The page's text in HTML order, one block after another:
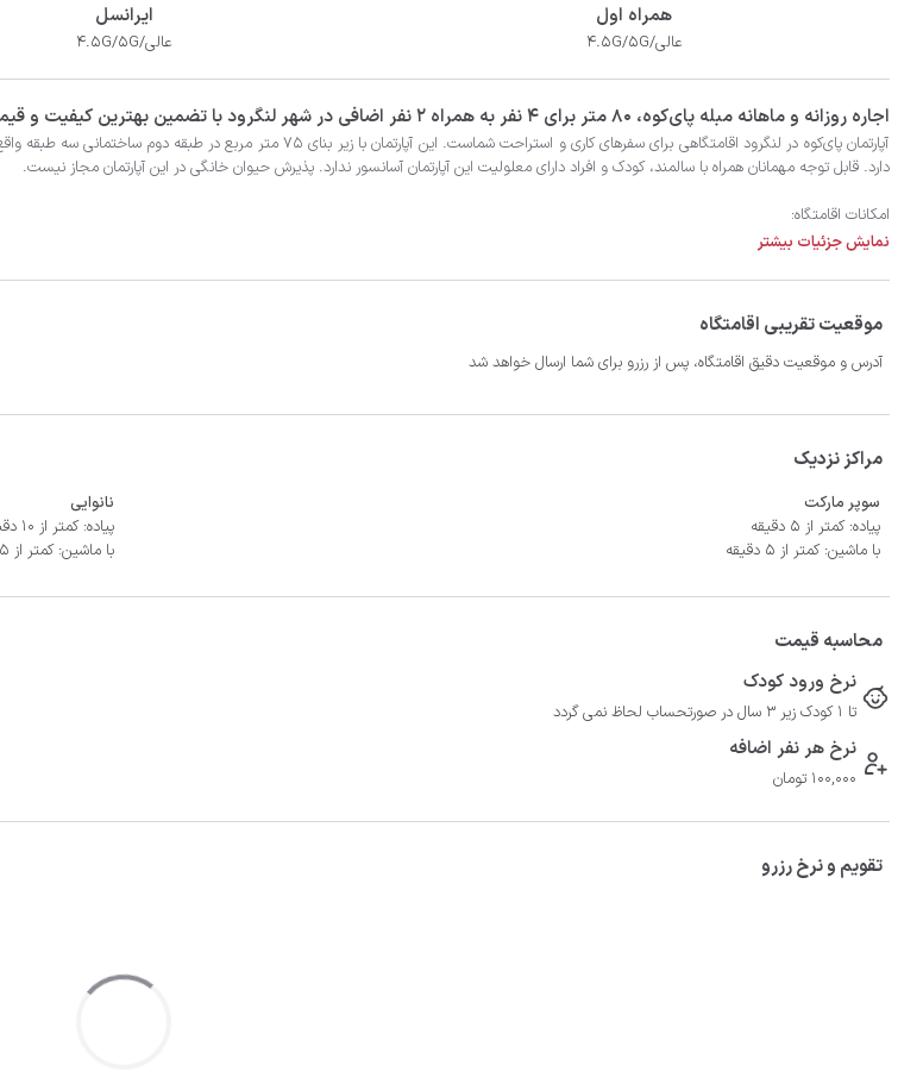
همراه اول
عالی/4.5G/5G
ایرانسل
عالی/4.5G/5G
‫‫اجاره روزانه و ماهانه مبله پای‌‌کوه، 80 متر برای 4 نفر به همراه 2 نفر اضافی در شهر لنگرود با تضمین بهترین کیفیت و قیمت در اتاقک
نمایش جزئیات بیشتر
موقعیت تقریبی اقامتگاه
آدرس و موقعیت دقیق اقامتگاه، پس از رزرو برای شما ارسال خواهد شد
مراکز نزدیک
سوپر مارکت
پیاده: کمتر از 5 دقیقه
با ماشین: کمتر از 5 دقیقه
نانوایی
پیاده: کمتر از 10 دقیقه
با ماشین: کمتر از 5 دقیقه
محاسبه قیمت
نرخ ورود کودک
تا 1 کودک زیر 3 سال در صورتحساب لحاظ نمی گردد
نرخ هر نفر اضافه
100,000 تومان
تقویم و نرخ رزرو